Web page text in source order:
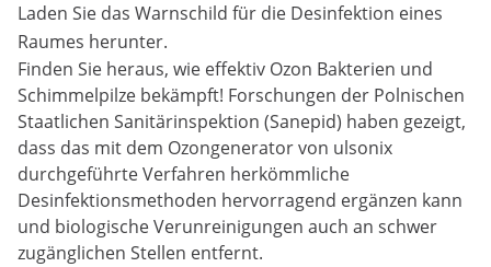
Laden Sie das Warnschild für die Desinfektion eines
Raumes herunter.
Finden Sie heraus, wie effektiv Ozon Bakterien und
Schimmelpilze bekämpft! Forschungen der Polnischen
Staatlichen Sanitärinspektion (Sanepid) haben gezeigt,
dass das mit dem Ozongenerator von ulsonix
durchgeführte Verfahren herkömmliche
Desinfektionsmethoden hervorragend ergänzen kann
und biologische Verunreinigungen auch an schwer
zugänglichen Stellen entfernt.